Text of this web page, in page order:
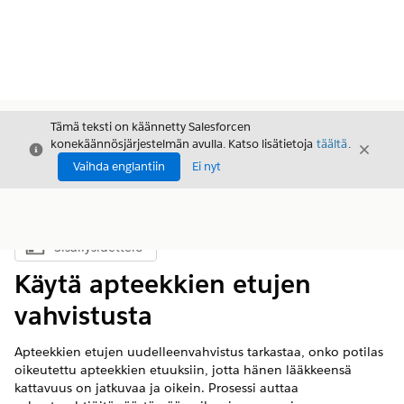
Sulje
Tämä teksti on käännetty Salesforcen
konekäännösjärjestelmän avulla. Katso lisätietoja täältä.
Vaihda englantiin
Ei nyt
Sulje
Näytä sisällysluettelo
Sisällysluettelo
Käytä apteekkien etujen
vahvistusta
Apteekkien etujen uudelleenvahvistus tarkastaa, onko potilas
oikeutettu apteekkien etuuksiin, jotta hänen lääkkeensä
kattavuus on jatkuvaa ja oikein. Prosessi auttaa